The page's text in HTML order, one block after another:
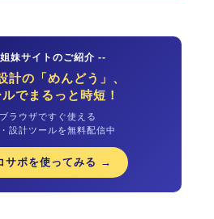
妹サイトのご紹介 --
計の「めんどう」、
でまるっと時短！
ブラウザですぐ使える
設計ツールを無料配信中
サポを使ってみる →